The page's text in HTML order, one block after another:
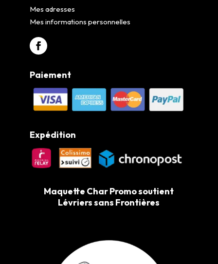
Mes adresses
Mes informations personnelles
Paiement
Expédition
Maquette Char Promo soutient
Lévriers sans Frontières